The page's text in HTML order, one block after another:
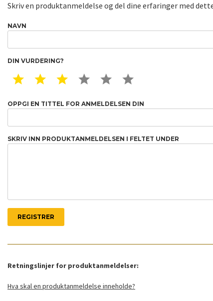
Skriv en produktanmeldelse og del dine erfaringer med
NAVN
DIN VURDERING?
1 STAR2 STAR3 STAR4 STAR5 STAR
OPPGI EN TITTEL FOR ANMELDELSEN DIN
SKRIV INN PRODUKTANMELDELSEN I FELTET UNDER
Retningslinjer for produktanmeldelser:
Hva skal en produktanmeldelse inneholde?